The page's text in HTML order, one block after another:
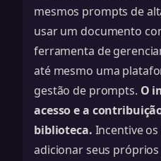
mesmos prompts de
usar um documento
ferramenta de
até mesmo uma
gestão de prompts. O
acesso e a
biblioteca. Incentive
adicionar seus